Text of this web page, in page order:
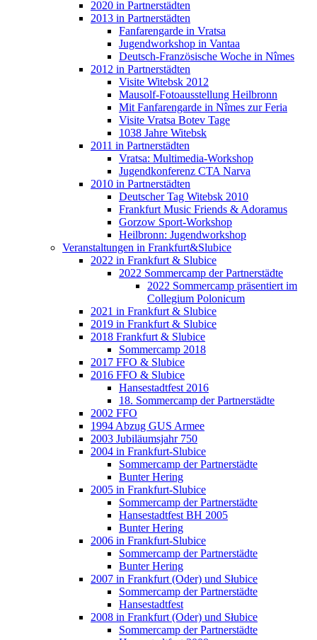
2020 in Partnerstädten
2013 in Partnerstädten
Fanfarengarde in Vratsa
Jugendworkshop in Vantaa
Deutsch-Französische Woche in Nîmes
2012 in Partnerstädten
Visite Witebsk 2012
Mausolf-Fotoausstellung Heilbronn
Mit Fanfarengarde in Nîmes zur Feria
Visite Vratsa Botev Tage
1038 Jahre Witebsk
2011 in Partnerstädten
Vratsa: Multimedia-Workshop
Jugendkonferenz CTA Narva
2010 in Partnerstädten
Deutscher Tag Witebsk 2010
Frankfurt Music Friends & Adoramus
Gorzow Sport-Workshop
Heilbronn: Jugendworkshop
Veranstaltungen in Frankfurt&Slubice
2022 in Frankfurt & Slubice
2022 Sommercamp der Partnerstädte
2022 Sommercamp präsentiert im
Collegium Polonicum
2021 in Frankfurt & Slubice
2019 in Frankfurt & Slubice
2018 Frankfurt & Slubice
Sommercamp 2018
2017 FFO & Slubice
2016 FFO & Slubice
Hansestadtfest 2016
18. Sommercamp der Partnerstädte
2002 FFO
1994 Abzug GUS Armee
2003 Jubiläumsjahr 750
2004 in Frankfurt-Slubice
Sommercamp der Partnerstädte
Bunter Hering
2005 in Frankfurt-Slubice
Sommercamp der Partnerstädte
Hansestadtfest BH 2005
Bunter Hering
2006 in Frankfurt-Slubice
Sommercamp der Partnerstädte
Bunter Hering
2007 in Frankfurt (Oder) und Słubice
Sommercamp der Partnerstädte
Hansestadtfest
2008 in Frankfurt (Oder) und Słubice
Sommercamp der Partnerstädte